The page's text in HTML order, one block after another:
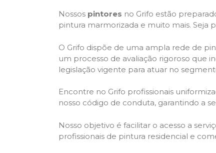
Nossos pintores no Grifo estão
pintura marmorizada e muito mais. Seja
O Grifo dispõe de uma ampla rede de
um processo de avaliação rigoroso que
legislação vigente para atuar no
Encontre no Grifo profissionais
nosso código de conduta, garantindo a
Nosso objetivo é facilitar o acesso a
profissionais de pintura residencial e